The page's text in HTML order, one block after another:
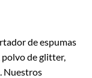
de espumas
de glitter,
Nuestros